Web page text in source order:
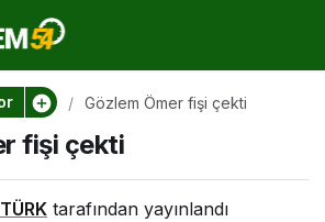
Gözlem Ömer fişi çekti
fişi çekti
tarafından yayınlandı
çekti